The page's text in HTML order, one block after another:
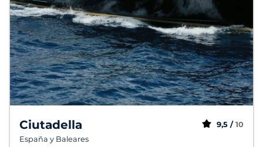
Ciutadella
España y Baleares
9,5 / 10